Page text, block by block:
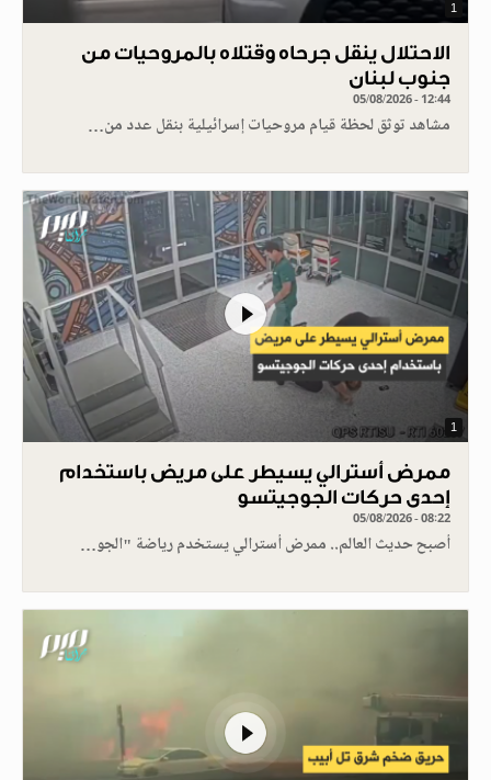
1
الاحتلال ينقل جرحاه وقتلاه بالمروحيات من
جنوب لبنان
05/08/2026 - 12:44
مشاهد توثق لحظة قيام مروحيات إسرائيلية بنقل عدد من…
1
ممرض أسترالي يسيطر على مريض باستخدام
إحدى حركات الجوجيتسو
05/08/2026 - 08:22
أصبح حديث العالم.. ممرض أسترالي يستخدم رياضة "الجو…